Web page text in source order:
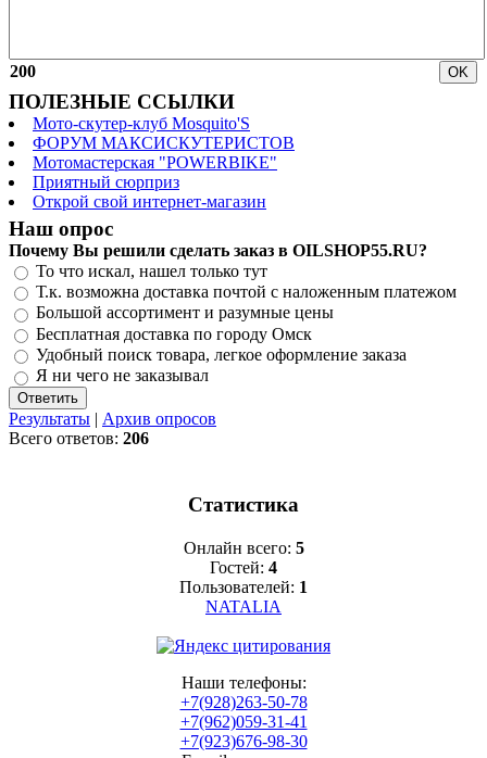
200
ПОЛЕЗНЫЕ ССЫЛКИ
Мото-скутер-клуб Mosquito'S
ФОРУМ МАКСИСКУТЕРИСТОВ
Мотомастерская "POWERBIKE"
Приятный сюрприз
Открой свой интернет-магазин
Наш опрос
Почему Вы решили сделать заказ в OILSHOP55.RU?
То что искал, нашел только тут
Т.к. возможна доставка почтой с наложенным платежом
Большой ассортимент и разумные цены
Бесплатная доставка по городу Омск
Удобный поиск товара, легкое оформление заказа
Я ни чего не заказывал
Результаты | Архив опросов
Всего ответов: 206
Статистика
Онлайн всего: 5
Гостей: 4
Пользователей: 1
NATALIA
Наши телефоны:
+7(928)263-50-78
+7(962)059-31-41
+7(923)676-98-30